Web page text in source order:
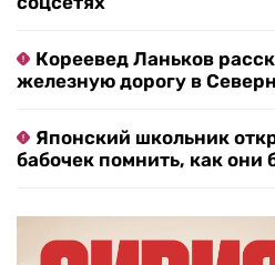
Кореевед Ланьков
железную дорогу в
Японский школьник
бабочек помнить, как они